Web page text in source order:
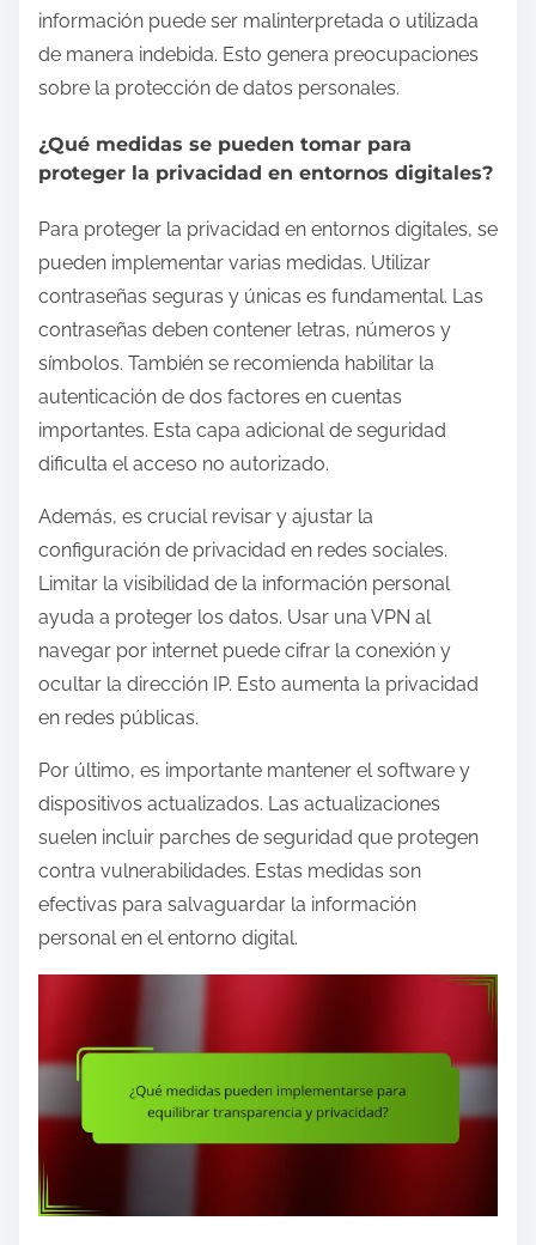
información puede ser malinterpretada o utilizada
de manera indebida. Esto genera preocupaciones
sobre la protección de datos personales.
¿Qué medidas se pueden tomar para
proteger la privacidad en entornos digitales?
Para proteger la privacidad en entornos digitales, se
pueden implementar varias medidas. Utilizar
contraseñas seguras y únicas es fundamental. Las
contraseñas deben contener letras, números y
símbolos. También se recomienda habilitar la
autenticación de dos factores en cuentas
importantes. Esta capa adicional de seguridad
dificulta el acceso no autorizado.
Además, es crucial revisar y ajustar la
configuración de privacidad en redes sociales.
Limitar la visibilidad de la información personal
ayuda a proteger los datos. Usar una VPN al
navegar por internet puede cifrar la conexión y
ocultar la dirección IP. Esto aumenta la privacidad
en redes públicas.
Por último, es importante mantener el software y
dispositivos actualizados. Las actualizaciones
suelen incluir parches de seguridad que protegen
contra vulnerabilidades. Estas medidas son
efectivas para salvaguardar la información
personal en el entorno digital.